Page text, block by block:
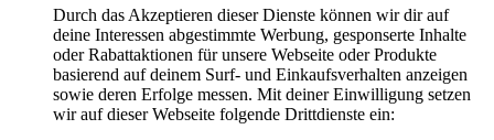
Durch das Akzeptieren dieser Dienste können wir dir auf
deine Interessen abgestimmte Werbung, gesponserte Inhalte
oder Rabattaktionen für unsere Webseite oder Produkte
basierend auf deinem Surf- und Einkaufsverhalten anzeigen
sowie deren Erfolge messen. Mit deiner Einwilligung setzen
wir auf dieser Webseite folgende Drittdienste ein: